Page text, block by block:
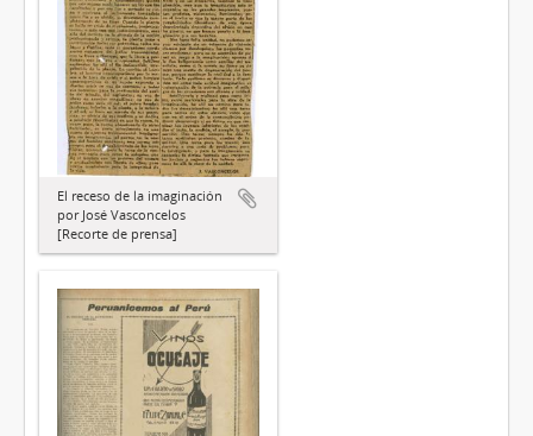
El receso de la imaginación
por José Vasconcelos
[Recorte de prensa]